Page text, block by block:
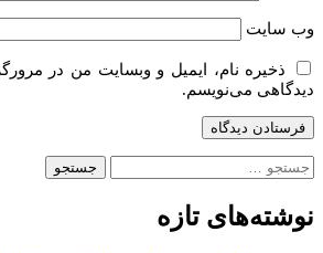
وب‌ سایت
ذخیره نام، ایمیل و وبسایت من در
دیدگاهی می‌نویسم.
جستجو
نوشته‌های تازه